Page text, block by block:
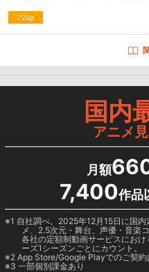
720p
国内
アニメ
月額
7,400作品
1 自社調べ。2025年12月15日に国
メ、2.5次元・舞台、声優・音楽
各社の定額制動画サービスにお
ーズ1シーズンごとにカウント。
2 App Store/Google Playでのご契
3 一部個別課金あり